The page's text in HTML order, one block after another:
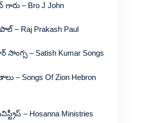
గారు – Bro J John
– Raj Prakash Paul
– Satish Kumar Songs
– Songs Of Zion Hebron
– Hosanna Ministries